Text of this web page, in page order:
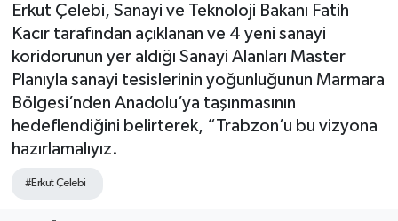
Erkut Çelebi, Sanayi ve Teknoloji Bakanı Fatih
Kacır tarafından açıklanan ve 4 yeni sanayi
koridorunun yer aldığı Sanayi Alanları Master
Planıyla sanayi tesislerinin yoğunluğunun Marmara
Bölgesi’nden Anadolu’ya taşınmasının
hedeflendiğini belirterek, “Trabzon’u bu vizyona
hazırlamalıyız.
#Erkut Çelebi
Haber Arşivi